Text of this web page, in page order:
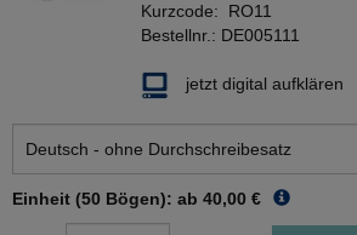
Kurzcode: RO11
Bestellnr.: DE005111
jetzt digital aufklären
Einheit (50 Bögen): ab 40,00 €